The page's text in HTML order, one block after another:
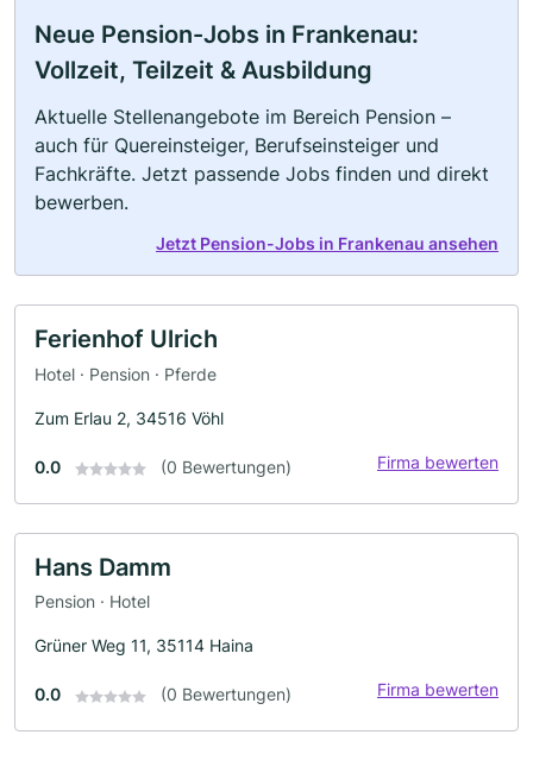
Neue Pension-Jobs in Frankenau:
Vollzeit, Teilzeit & Ausbildung
Aktuelle Stellenangebote im Bereich Pension –
auch für Quereinsteiger, Berufseinsteiger und
Fachkräfte. Jetzt passende Jobs finden und direkt
bewerben.
Jetzt Pension-Jobs in Frankenau ansehen
Ferienhof Ulrich
Hotel · Pension · Pferde
Zum Erlau 2, 34516 Vöhl
0.0 (0 Bewertungen) Firma bewerten
Hans Damm
Pension · Hotel
Grüner Weg 11, 35114 Haina
0.0 (0 Bewertungen) Firma bewerten